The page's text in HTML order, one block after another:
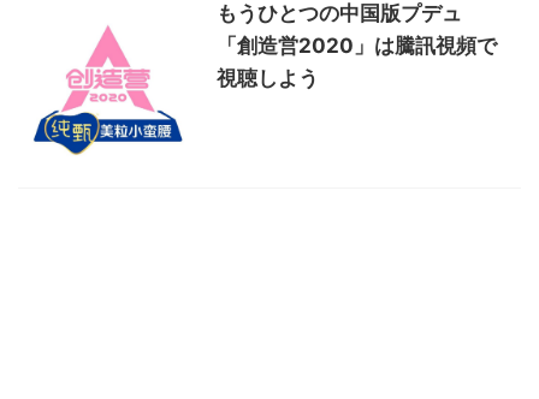
もうひとつの中国版プデュ
「創造営2020」は騰訊視頻で
視聴しよう